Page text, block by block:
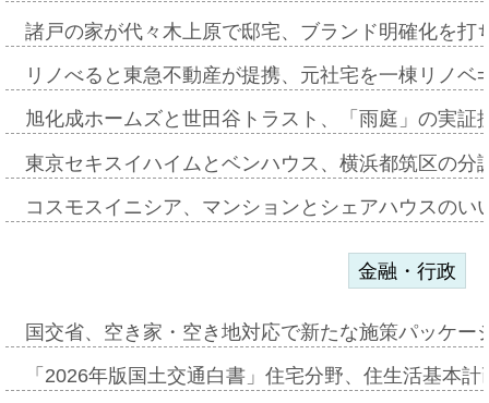
諸戸の家が代々木上原で邸宅、ブランド明確化を
リノべると東急不動産が提携、元社宅を一棟リノ
旭化成ホームズと世田谷トラスト、「雨庭」の実
東京セキスイハイムとベンハウス、横浜都筑区の
コスモスイニシア、マンションとシェアハウスの
金融・行政
国交省、空き家・空き地対応で新たな施策パッケ
「2026年版国土交通白書」住宅分野、住生活基本